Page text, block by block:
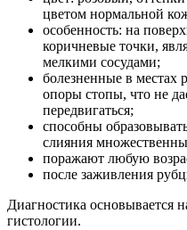
цветом нормальной
особенность: на
коричневые точки,
мелкими сосудами;
болезненные в местах
опоры стопы, что не
передвигаться;
способны
слияния
поражают любую
после заживления
Диагностика основывается
гистологии.